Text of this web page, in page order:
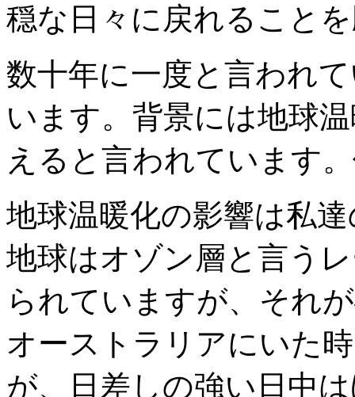
穏な日々に戻れること
数十年に一度と言われ
います。背景には地球
えると言われています
地球温暖化の影響は私
地球はオゾン層と言う
られていますが、それ
オーストラリアにいた
が、日差しの強い日中